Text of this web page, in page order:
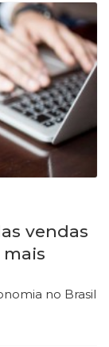
vendas
no Brasil